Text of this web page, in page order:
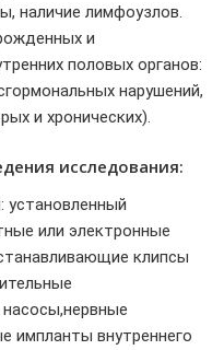
наличие лимфоузлов.
и
половых органов:
нарушений,
и хронических).
исследования:
или электронные
клипсы
импланты внутреннего